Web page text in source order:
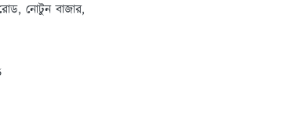
নোটুন বাজার,